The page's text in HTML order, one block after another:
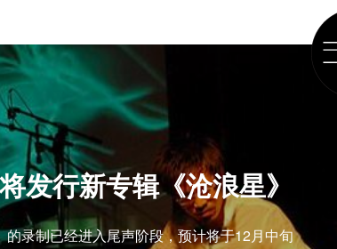
发行新专辑《沧浪星》
的录制已经进入尾声阶段，预计将于12月中旬